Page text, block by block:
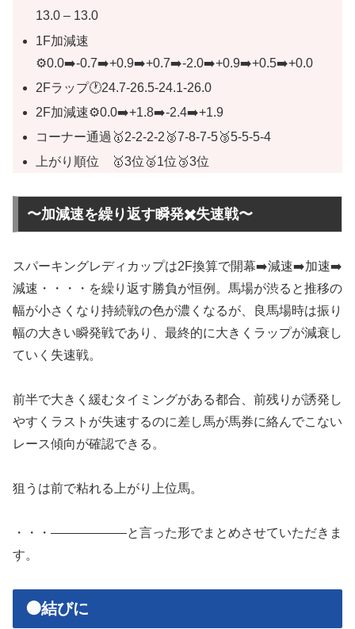
13.0 – 13.0
1F加減速
⚙️0.0➡️-0.7➡️+0.9➡️+0.7➡️-2.0➡️+0.9➡️+0.5➡️+0.0
2Fラップ🕐24.7-26.5-24.1-26.0
2F加減速⚙️0.0➡️+1.8➡️-2.4➡️+1.9
コーナー通過🥇2-2-2-2🥈7-8-7-5🥉5-5-5-4
上がり順位 🥇3位🥈1位🥉3位
〜加減速を繰り返す瞬発✖️失速戦〜
スパーキングレディカップは2F換算で開幕➡️減速➡️加速➡️
減速・・・・を繰り返す勝負が恒例。馬場が渋ると推移の
幅が小さくなり持続戦の色が濃くなるが、良馬場時は振り
幅の大きい瞬発戦であり、最終的に大きくラップが減衰し
ていく失速戦。
前半で大きく緩むタイミングがある都合、前残りが誘発し
やすくラストが失速するのに差し馬が馬券に絡んでこない
レース傾向が確認できる。
狙うは前で粘れる上がり上位馬。
・・・——————と言った形でまとめさせていただきま
す。
🟠結びに